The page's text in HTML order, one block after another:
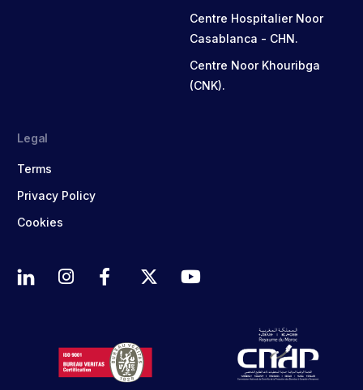
Centre Hospitalier Noor
Casablanca - CHN.
Centre Noor Khouribga
(CNK).
Legal
Terms
Privacy Policy
Cookies